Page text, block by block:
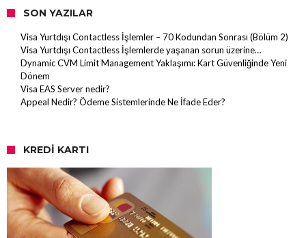
SON YAZILAR
Visa Yurtdışı Contactless İşlemler – 70 Kodundan Sonrası (Bölüm 2)
Visa Yurtdışı Contactless İşlemlerde yaşanan sorun üzerine…
Dynamic CVM Limit Management Yaklaşımı: Kart Güvenliğinde Yeni
Dönem
Visa EAS Server nedir?
Appeal Nedir? Ödeme Sistemlerinde Ne İfade Eder?
KREDI KARTI